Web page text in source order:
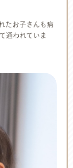
たお子さんも病
通われていま